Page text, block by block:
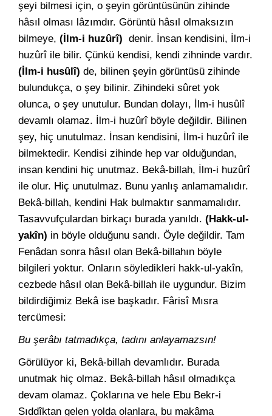
şeyi bilmesi için, o şeyin görüntüsünün zihinde
hâsıl olması lâzımdır. Görüntü hâsıl olmaksızın
bilmeye, (İlm-i huzûrî) denir. İnsan kendisini, İlm-i
huzûrî ile bilir. Çünkü kendisi, kendi zihninde vardır.
(İlm-i husûlî) de, bilinen şeyin görüntüsü zihinde
bulundukça, o şey bilinir. Zihindeki sûret yok
olunca, o şey unutulur. Bundan dolayı, İlm-i husûlî
devamlı olamaz. İlm-i huzûrî böyle değildir. Bilinen
şey, hiç unutulmaz. İnsan kendisini, İlm-i huzûrî ile
bilmektedir. Kendisi zihinde hep var olduğundan,
insan kendini hiç unutmaz. Bekâ-billah, İlm-i huzûrî
ile olur. Hiç unutulmaz. Bunu yanlış anlamamalıdır.
Bekâ-billah, kendini Hak bulmaktır sanmamalıdır.
Tasavvufçulardan birkaçı burada yanıldı. (Hakk-ul-
yakîn) in böyle olduğunu sandı. Öyle değildir. Tam
Fenâdan sonra hâsıl olan Bekâ-billahın böyle
bilgileri yoktur. Onların söyledikleri hakk-ul-yakîn,
cezbede hâsıl olan Bekâ-billah ile uygundur. Bizim
bildirdiğimiz Bekâ ise başkadır. Fârisî Mısra
tercümesi:
Bu şerâbı tatmadıkça, tadını anlayamazsın!
Görülüyor ki, Bekâ-billah devamlıdır. Burada
unutmak hiç olmaz. Bekâ-billah hâsıl olmadıkça
devam olamaz. Çoklarına ve hele Ebu Bekr-i
Sıddîktan gelen yolda olanlara, bu makâma